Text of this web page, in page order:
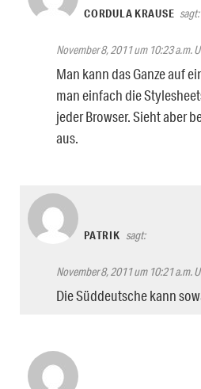
CORDULA KRAUSE sagt:
November 8, 2011 um 10:23 a.m.
Man kann das Ganze auf
man einfach die
jeder Browser. Sieht aber
aus.
PATRIK sagt:
November 8, 2011 um 10:21 a.m.
Die Süddeutsche kann